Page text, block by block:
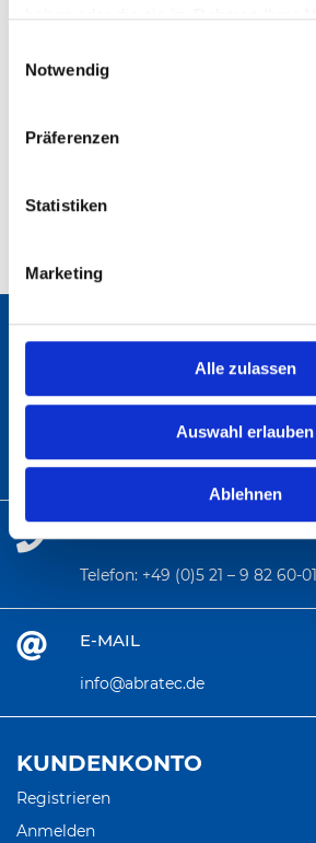
Notwendig
Präferenzen
Statistiken
Marketing
Alle zulassen
Auswahl erlauben
Ablehnen
237AA Gewebeschleifband
Wolfsbach 6
33729 Bielefeld
Telefon: +49 (0)5 21 – 9 82 60-01
E-MAIL
info@abratec.de
KUNDENKONTO
Registrieren
Anmelden